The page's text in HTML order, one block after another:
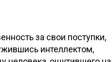
за свои поступки,
интеллектом,